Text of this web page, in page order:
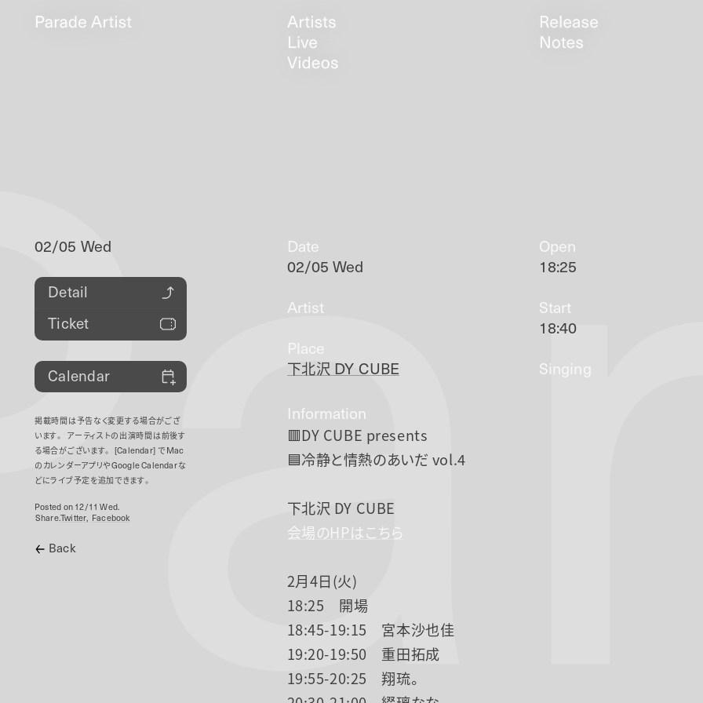
02/05 Wed
Detail
Ticket
Calendar
掲載時間は予告なく変更する場合がござ
います。 アーティストの出演時間は前後す
る場合がございます。 [Calendar] で Mac
のカレンダーアプリやGoogle Calendarな
どにライブ予定を追加できます。
Posted on 12/11 Wed.
Share.Twitter Facebook
Back
Date
02/05 Wed
Artist
Place
下北沢 DY CUBE
Open
18:25
Start
18:40
Singing
Information
🟥DY CUBE presents
🟦冷静と情熱のあいだ vol.4
下北沢 DY CUBE
会場のHPはこちら
2月4日(火)
18:25 開場
18:45-19:15 宮本沙也佳
19:20-19:50 重田拓成
19:55-20:25 翔琉。